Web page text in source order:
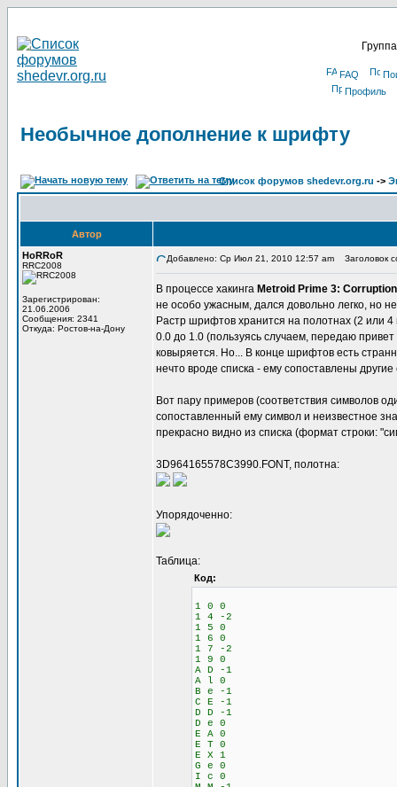
FAQ
Профиль
Необычное дополнение к шрифту
Список форумов shedevr.org.ru ->
Автор
HoRRoR
RRC2008
Зарегистрирован:
21.06.2006
Сообщения: 2341
Откуда: Ростов-на-Дону
Добавлено: Ср Июл 21, 2010 12:57 am Заголовок
В процессе хакинга Metroid Prime 3: Corruption
не особо ужасным, дался довольно легко, но
Растр шрифтов хранится на полотнах (2 или
0.0 до 1.0 (пользуясь случаем, передаю
ковыряется. Но... В конце шрифтов есть
нечто вроде списка - ему сопоставлены
Вот пару примеров (соответствия символов
сопоставленный ему символ и неизвестное
прекрасно видно из списка (формат строки:
3D964165578C3990.FONT, полотна:
Упорядоченно:
Таблица:
Код:
1 0 0
1 4 -2
1 5 0
1 6 0
1 7 -2
1 9 0
A D -1
A l 0
B e -1
C E -1
D D -1
D e 0
E A 0
E T 0
E X 1
G e 0
I c 0